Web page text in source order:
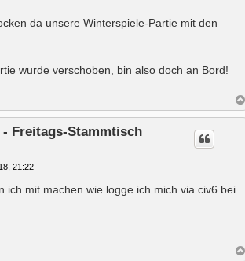
da unsere Winterspiele-Partie mit den
wurde verschoben, bin also doch an Bord!
- Freitags-Stammtisch
21:22
ich mit machen wie logge ich mich via civ6 bei